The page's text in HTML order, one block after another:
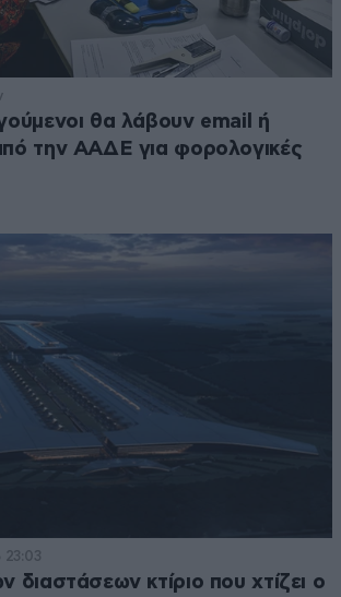
θα λάβουν email ή
την ΑΑΔΕ για φορολογικές
23:03
διαστάσεων κτίριο που χτίζει ο